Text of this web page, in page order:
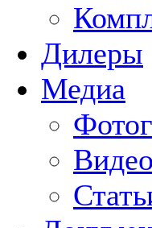
Дилеры
Медиа